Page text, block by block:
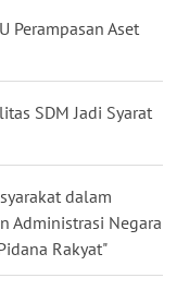
Perampasan Aset
SDM Jadi Syarat
dalam
Administrasi Negara
Rakyat"